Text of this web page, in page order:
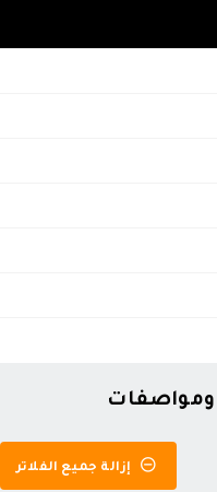
إزالة جميع الفلاتر